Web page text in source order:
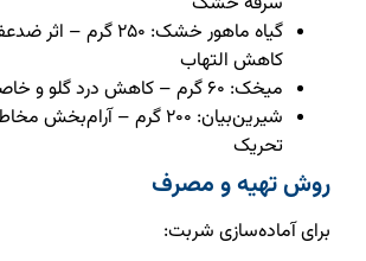
گیاه ماهور خشک: ۲۵۰ گرم
کاهش التهاب
میخک: ۶۰ گرم – کاهش درد گلو و خاصیت ضدباکتریایی
شیرین‌بیان: ۲۰۰ گرم –
تحریک
روش تهیه و مصرف
برای آماده‌سازی شربت: